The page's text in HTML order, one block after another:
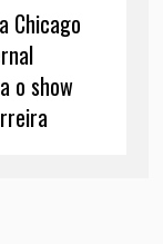
Chicago
o show